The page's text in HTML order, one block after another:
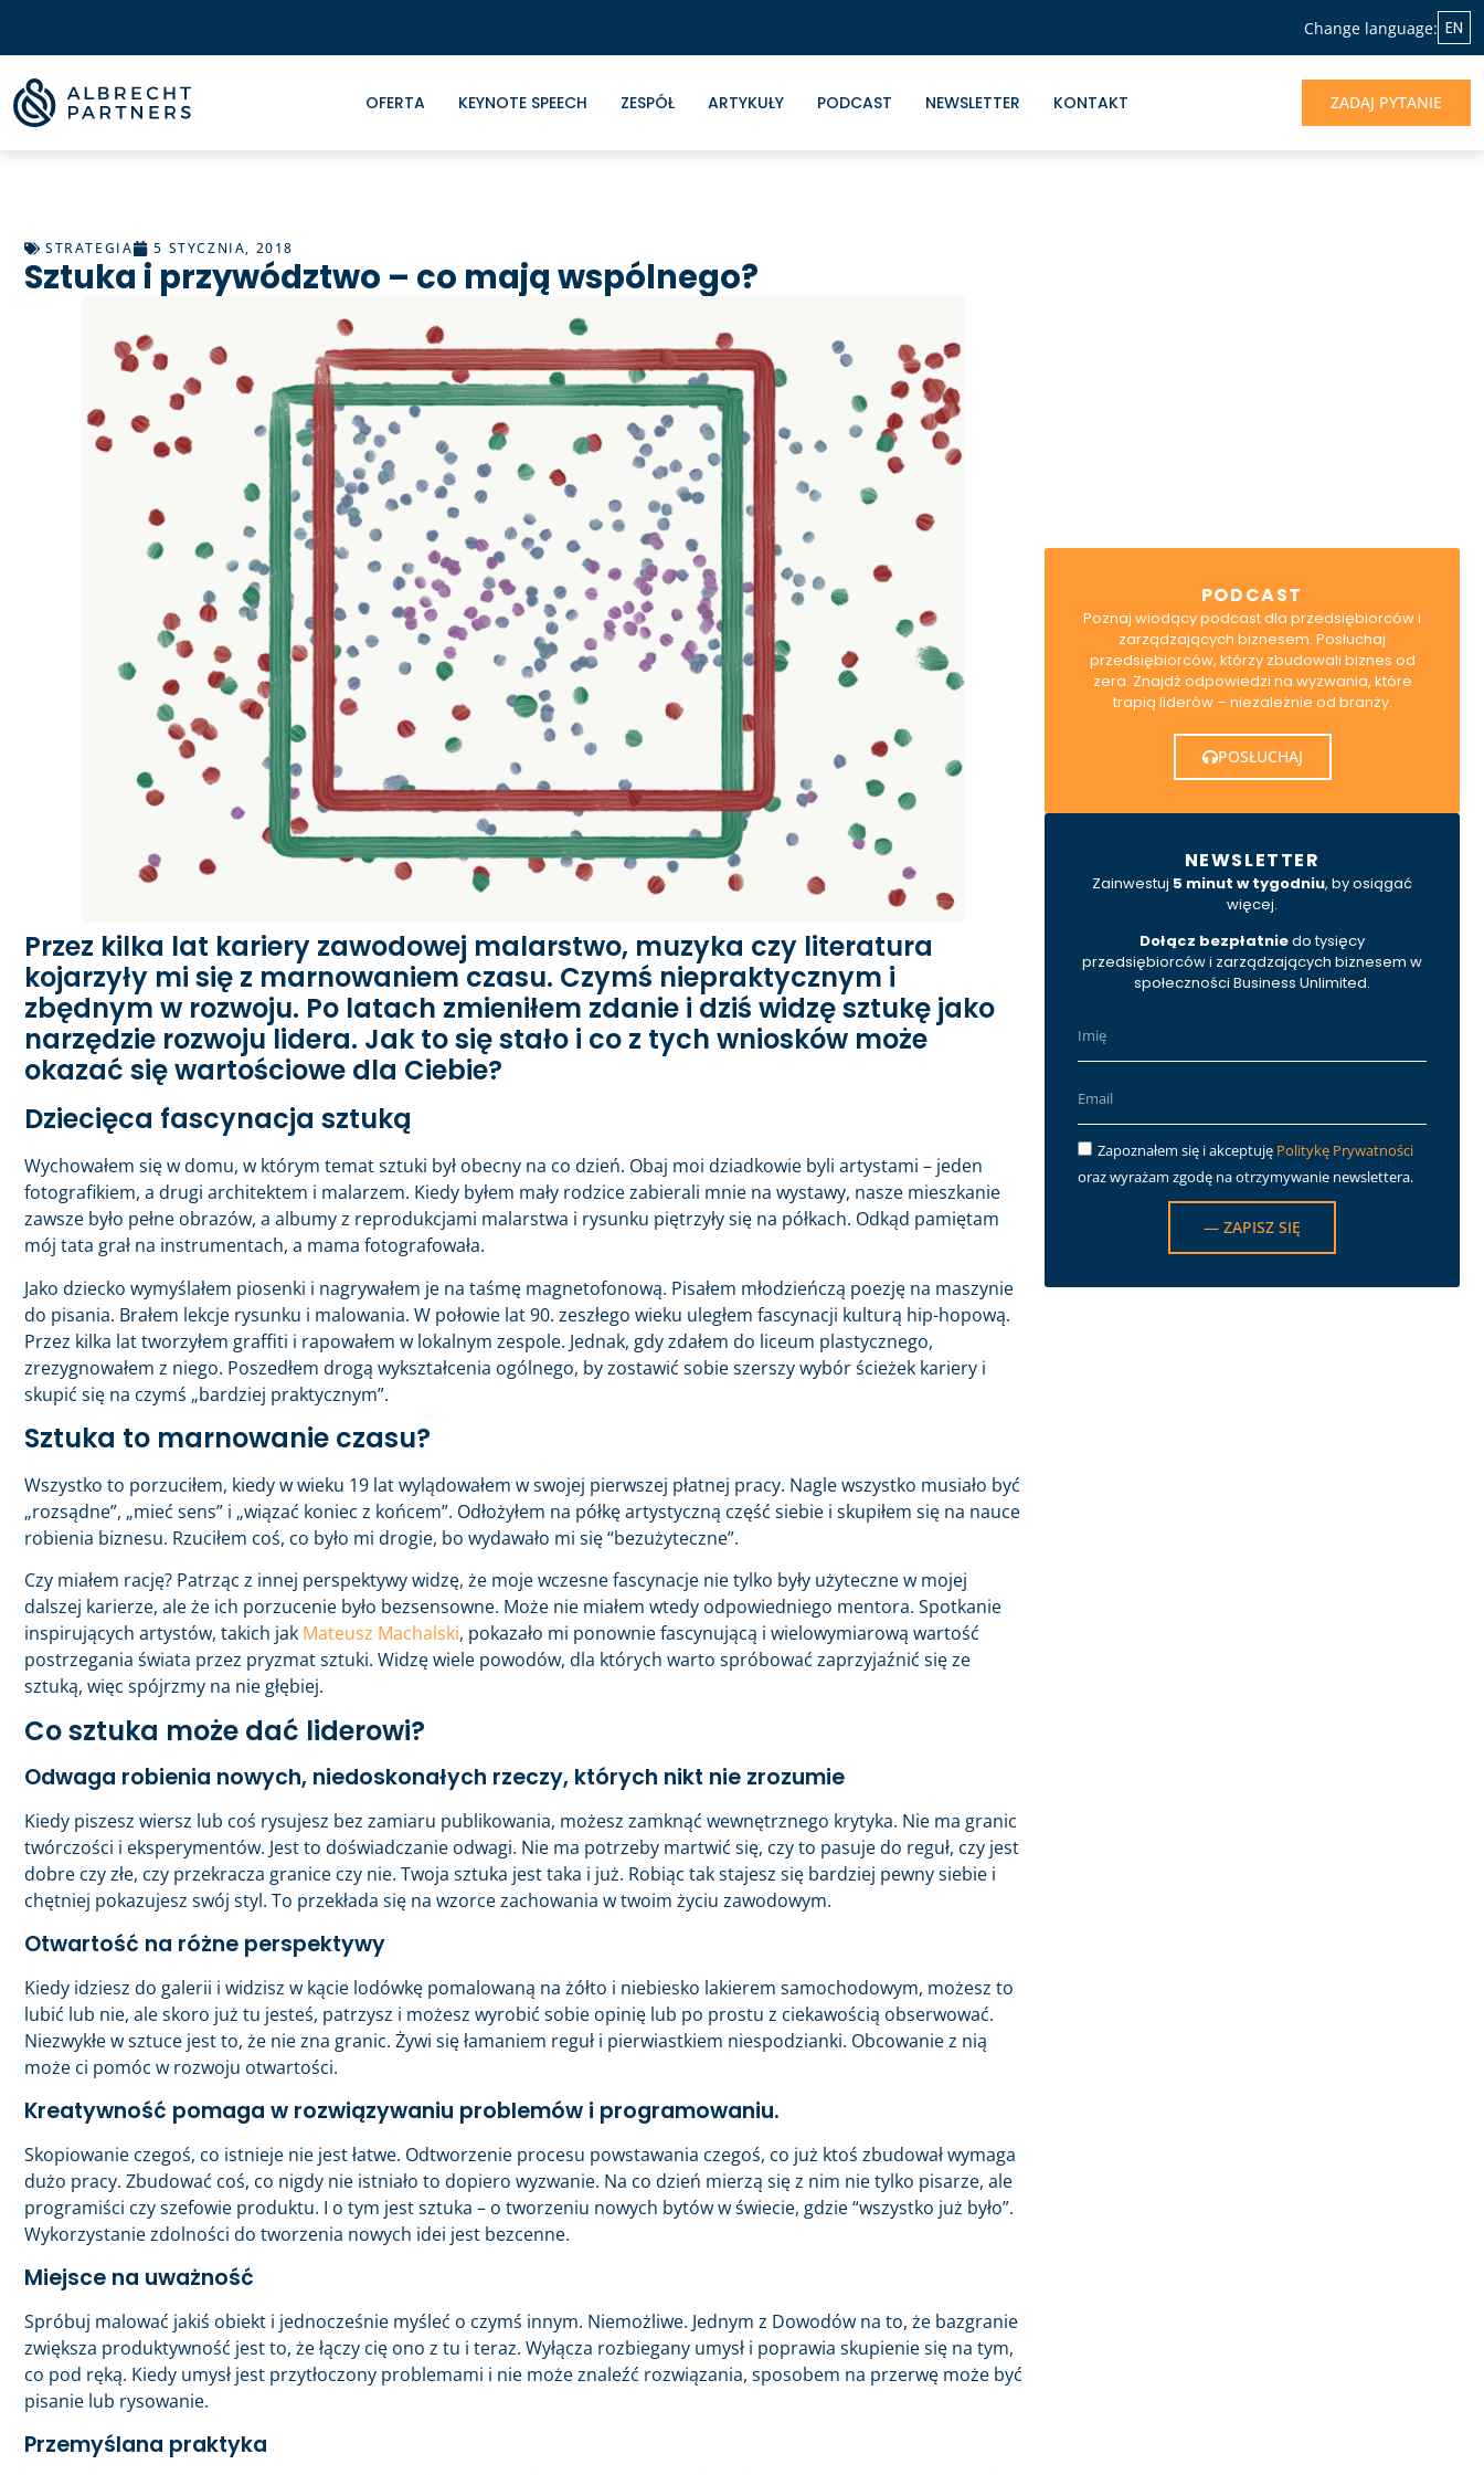
Change language: EN
OFERTA KEYNOTE SPEECH ZESPÓŁ ARTYKUŁY PODCAST NEWSLETTER KONTAKT ZADAJ PYTANIE
STRATEGIA 5 STYCZNIA, 2018
Sztuka i przywództwo – co mają wspólnego?
Przez kilka lat kariery zawodowej malarstwo, muzyka czy literatura
kojarzyły mi się z marnowaniem czasu. Czymś niepraktycznym i
zbędnym w rozwoju. Po latach zmieniłem zdanie i dziś widzę sztukę jako
narzędzie rozwoju lidera. Jak to się stało i co z tych wniosków może
okazać się wartościowe dla Ciebie?
Dziecięca fascynacja sztuką
Wychowałem się w domu, w którym temat sztuki był obecny na co dzień. Obaj moi dziadkowie byli artystami – jeden
fotografikiem, a drugi architektem i malarzem. Kiedy byłem mały rodzice zabierali mnie na wystawy, nasze mieszkanie
zawsze było pełne obrazów, a albumy z reprodukcjami malarstwa i rysunku piętrzyły się na półkach. Odkąd pamiętam
mój tata grał na instrumentach, a mama fotografowała.
Jako dziecko wymyślałem piosenki i nagrywałem je na taśmę magnetofonową. Pisałem młodzieńczą poezję na maszynie
do pisania. Brałem lekcje rysunku i malowania. W połowie lat 90. zeszłego wieku uległem fascynacji kulturą hip-hopową.
Przez kilka lat tworzyłem graffiti i rapowałem w lokalnym zespole. Jednak, gdy zdałem do liceum plastycznego,
zrezygnowałem z niego. Poszedłem drogą wykształcenia ogólnego, by zostawić sobie szerszy wybór ścieżek kariery i
skupić się na czymś „bardziej praktycznym”.
Sztuka to marnowanie czasu?
Wszystko to porzuciłem, kiedy w wieku 19 lat wylądowałem w swojej pierwszej płatnej pracy. Nagle wszystko musiało być
„rozsądne”, „mieć sens” i „wiązać koniec z końcem”. Odłożyłem na półkę artystyczną część siebie i skupiłem się na nauce
robienia biznesu. Rzuciłem coś, co było mi drogie, bo wydawało mi się “bezużyteczne”.
Czy miałem rację? Patrząc z innej perspektywy widzę, że moje wczesne fascynacje nie tylko były użyteczne w mojej
dalszej karierze, ale że ich porzucenie było bezsensowne. Może nie miałem wtedy odpowiedniego mentora. Spotkanie
inspirujących artystów, takich jak Mateusz Machalski, pokazało mi ponownie fascynującą i wielowymiarową wartość
postrzegania świata przez pryzmat sztuki. Widzę wiele powodów, dla których warto spróbować zaprzyjaźnić się ze
sztuką, więc spójrzmy na nie głębiej.
Co sztuka może dać liderowi?
Odwaga robienia nowych, niedoskonałych rzeczy, których nikt nie zrozumie
Kiedy piszesz wiersz lub coś rysujesz bez zamiaru publikowania, możesz zamknąć wewnętrznego krytyka. Nie ma granic
twórczości i eksperymentów. Jest to doświadczanie odwagi. Nie ma potrzeby martwić się, czy to pasuje do reguł, czy jest
dobre czy złe, czy przekracza granice czy nie. Twoja sztuka jest taka i już. Robiąc tak stajesz się bardziej pewny siebie i
chętniej pokazujesz swój styl. To przekłada się na wzorce zachowania w twoim życiu zawodowym.
Otwartość na różne perspektywy
Kiedy idziesz do galerii i widzisz w kącie lodówkę pomalowaną na żółto i niebiesko lakierem samochodowym, możesz to
lubić lub nie, ale skoro już tu jesteś, patrzysz i możesz wyrobić sobie opinię lub po prostu z ciekawością obserwować.
Niezwykłe w sztuce jest to, że nie zna granic. Żywi się łamaniem reguł i pierwiastkiem niespodzianki. Obcowanie z nią
może ci pomóc w rozwoju otwartości.
Kreatywność pomaga w rozwiązywaniu problemów i programowaniu.
Skopiowanie czegoś, co istnieje nie jest łatwe. Odtworzenie procesu powstawania czegoś, co już ktoś zbudował wymaga
dużo pracy. Zbudować coś, co nigdy nie istniało to dopiero wyzwanie. Na co dzień mierzą się z nim nie tylko pisarze, ale
programiści czy szefowie produktu. I o tym jest sztuka – o tworzeniu nowych bytów w świecie, gdzie “wszystko już było”.
Wykorzystanie zdolności do tworzenia nowych idei jest bezcenne.
Miejsce na uważność
Spróbuj malować jakiś obiekt i jednocześnie myśleć o czymś innym. Niemożliwe. Jednym z Dowodów na to, że bazgranie
zwiększa produktywność jest to, że łączy cię ono z tu i teraz. Wyłącza rozbiegany umysł i poprawia skupienie się na tym,
co pod ręką. Kiedy umysł jest przytłoczony problemami i nie może znaleźć rozwiązania, sposobem na przerwę może być
pisanie lub rysowanie.
Przemyślana praktyka
PODCAST
Poznaj wiodący podcast dla przedsiębiorców i
zarządzających biznesem. Posłuchaj
przedsiębiorców, którzy zbudowali biznes od
zera. Znajdź odpowiedzi na wyzwania, które
trapią liderów – niezależnie od branży.
POSŁUCHAJ
NEWSLETTER
Zainwestuj 5 minut w tygodniu, by osiągać
więcej.
Dołącz bezpłatniedo tysięcy
przedsiębiorców i zarządzających biznesem w
społeczności Business Unlimited.
Zapoznałem się i akceptuję Politykę Prywatności
oraz wyrażam zgodę na otrzymywanie newslettera.
— ZAPISZ SIĘ